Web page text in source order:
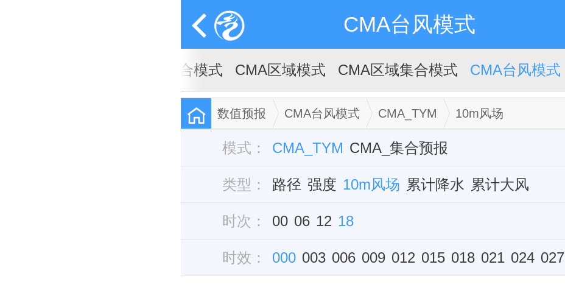
CMA台风模式
CMA全球集合模式 CMA区域模式 CMA区域集合模式 CMA台风模式
数值预报 CMA台风模式 CMA_TYM 10m风场
模式： CMA_TYM CMA_集合预报
类型： 路径 强度 10m风场 累计降水 累计大风
组合雷达反射率
时次： 00 06 12 18
时效： 000 003 006 009 012 015 018 021 024 027